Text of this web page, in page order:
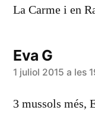
La Carme i en
Eva G
diu:
1 juliol 2015 a les
3 mussols més,